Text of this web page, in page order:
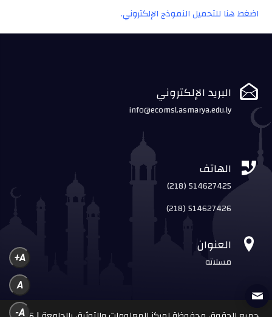
اضغط هنا للتحميل النموذج الإلكتروني.
 البريد الإلكتروني
info@ecomsl.asmarya.edu.ly
 الهاتف
(218) 514627425
(218) 514627426
 العنوان
مسلاته A+
A
A-